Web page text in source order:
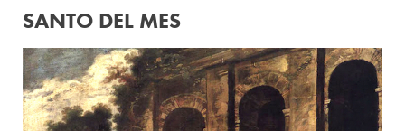
SANTO DEL MES